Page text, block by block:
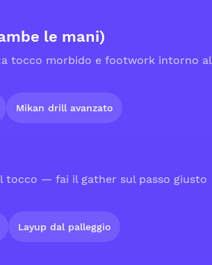
le mani)
tocco morbido e footwork intorno al
Mikan drill avanzato
tocco — fai il gather sul passo giusto
Layup dal palleggio